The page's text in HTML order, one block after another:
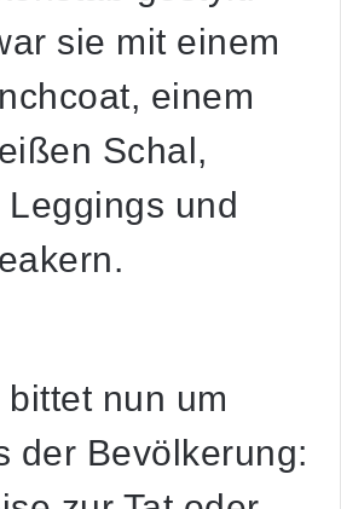
sie mit einem
einem
Schal,
und
nun um
der Bevölkerung: